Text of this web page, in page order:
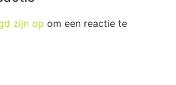
zijn op om een reactie te